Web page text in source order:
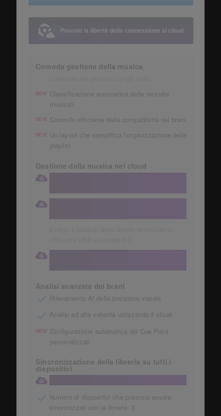
Provate la libertà della connessione al cloud
Comoda gestione della musica
NEW Classificazione automatica delle raccolte
musicali
NEW Controllo efficiente della compatibilità dei brani
NEW Un layout che semplifica l'organizzazione delle
playlist
Gestione della musica nel cloud
Analisi avanzata dei brani
Rilevamento AI della posizione vocale
Analisi ad alta velocità utilizzando il cloud
NEW Configurazione automatica dei Cue Point
personalizzati
Sincronizzazione della libreria su tutti i
dispositivi
Numero di dispositivi che possono essere
sincronizzati con la libreria: 3